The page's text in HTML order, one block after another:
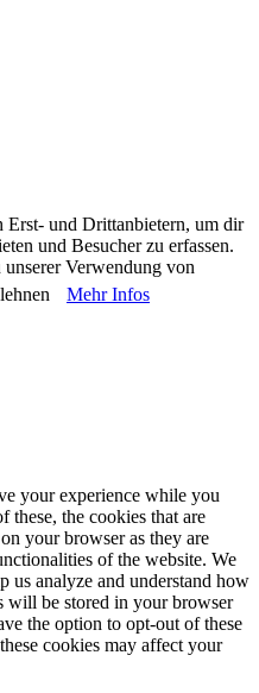
Erst- und Drittanbietern, um dir
und Besucher zu erfassen.
Verwendung von
Mehr Infos
your experience while you
these, the cookies that are
your browser as they are
of the website. We
us analyze and understand how
will be stored in your browser
the option to opt-out of these
cookies may affect your